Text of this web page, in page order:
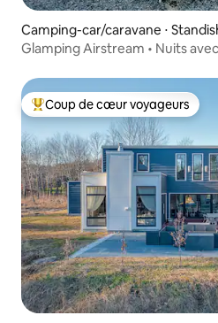
Camping-car/caravane ⋅
Glamping Airstream • Nuits
Coups de cœur voyageurs les
Coup de cœur voyageurs